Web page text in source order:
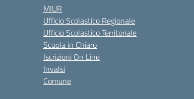
MIUR
Ufficio Scolastico Regionale
Ufficio Scolastico Territoriale
Scuola in Chiaro
Iscrizioni On Line
Invalsi
Comune